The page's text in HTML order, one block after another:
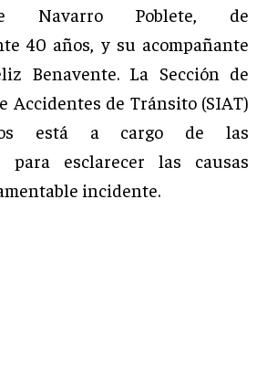
Navarro Poblete, de
40 años, y su acompañante
Benavente. La Sección de
Accidentes de Tránsito (SIAT)
está a cargo de las
para esclarecer las causas
incidente.